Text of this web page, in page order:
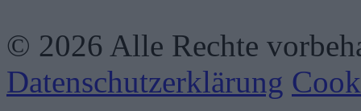
© 2026 Alle Rechte
Datenschutzerklärung